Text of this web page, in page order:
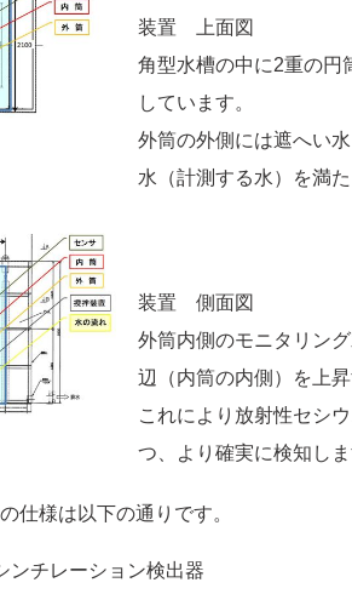
装置 上面図
角型水槽の中に2重の円
しています。
外筒の外側には遮へい
水（計測する水）を満
装置 側面図
外筒内側のモニタリン
辺（内筒の内側）を上
これにより放射性セシ
つ、より確実に検知し
仕様は以下の通りです。
ンチレーション検出器